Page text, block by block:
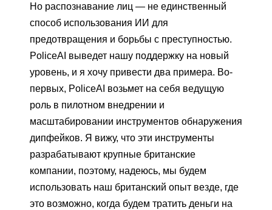
Но распознавание лиц — не единственный
способ использования ИИ для
предотвращения и борьбы с преступностью.
PoliceAI выведет нашу поддержку на новый
уровень, и я хочу привести два примера. Во-
первых, PoliceAI возьмет на себя ведущую
роль в пилотном внедрении и
масштабировании инструментов обнаружения
дипфейков. Я вижу, что эти инструменты
разрабатывают крупные британские
компании, поэтому, надеюсь, мы будем
использовать наш британский опыт везде, где
это возможно, когда будем тратить деньги на